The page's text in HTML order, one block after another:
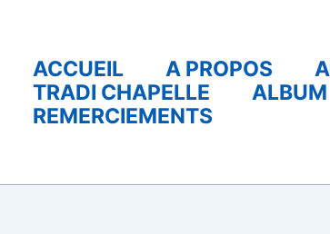
ACCUEIL A PROPOS
TRADI CHAPELLE
ALBUM
REMERCIEMENTS